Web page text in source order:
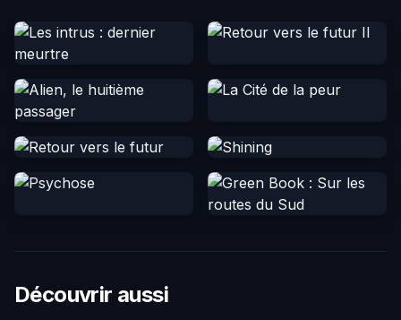
Découvrir aussi